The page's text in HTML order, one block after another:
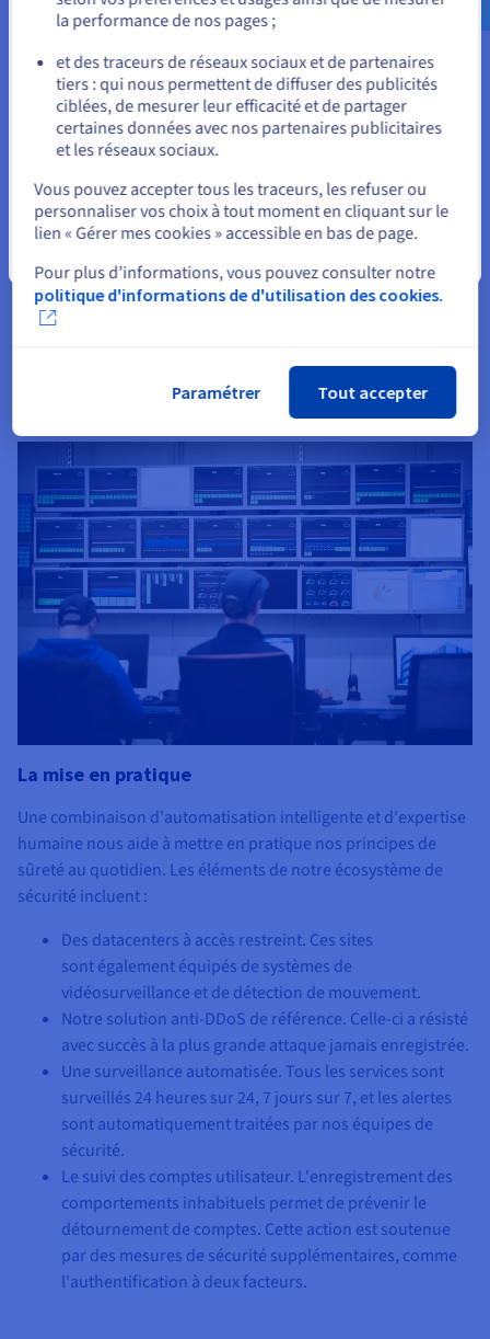
administrateurs de manière sécurisée. Par conséquent, nous
veillons à ce que nos clients en fassent autant. Par exemple,
pour administrer une solution Hosted Private Cloud, un client
doit utiliser une passerelle SSL qui garantit un transfert de
données sécurisé. Pour les applications qui nécessitent une
sécurité renforcée, l'accès peut être limité à des adresses IP
fonctionnalités de sécurité permettant aux clients de modifier
facilement les autorisations d'accès et les paramètres de
sécurité.
Cerberus est un outil permettant de recevoir, d'analyser, de gérer et d'automatiser
le traitement des rapports d'abus reçus par les fournisseurs d’accès à Internet ou
La mise en pratique
Une combinaison d'automatisation intelligente et d'expertise
humaine nous aide à mettre en pratique nos principes de
sûreté au quotidien. Les éléments de notre écosystème de
sécurité incluent :
Des datacenters à accès restreint. Ces sites
sont également équipés de systèmes de
vidéosurveillance et de détection de mouvement.
Notre solution anti-DDoS de référence. Celle-ci a résisté
avec succès à la plus grande attaque jamais enregistrée.
Une surveillance automatisée. Tous les services sont
surveillés 24 heures sur 24, 7 jours sur 7, et les alertes
sont automatiquement traitées par nos équipes de
sécurité.
Le suivi des comptes utilisateur. L'enregistrement des
comportements inhabituels permet de prévenir le
détournement de comptes. Cette action est soutenue
par des mesures de sécurité supplémentaires, comme
l'authentification à deux facteurs.
ou
Rester sur le site actuel
Sélectionner un autre site web
la performance de nos pages ;
et des traceurs de réseaux sociaux et de partenaires
tiers : qui nous permettent de diffuser des publicités
ciblées, de mesurer leur efficacité et de partager
certaines données avec nos partenaires publicitaires
et les réseaux sociaux.
Vous pouvez accepter tous les traceurs, les refuser ou
personnaliser vos choix à tout moment en cliquant sur le
lien « Gérer mes cookies » accessible en bas de page.
Pour plus d’informations, vous pouvez consulter notre
politique d'informations de d'utilisation des cookies.
Paramétrer Tout accepter